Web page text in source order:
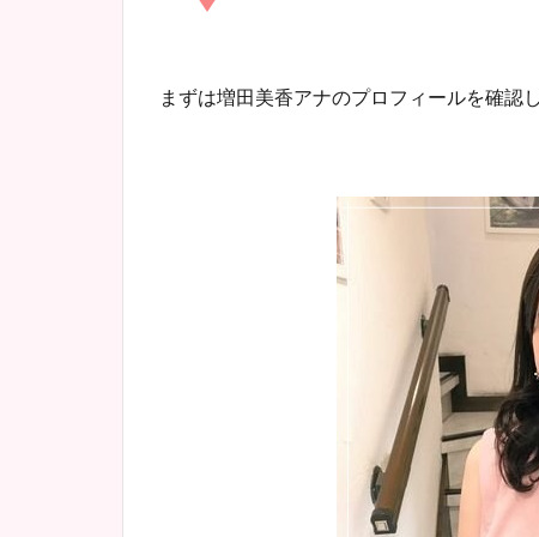
まずは増田美香アナのプロフィールを確認